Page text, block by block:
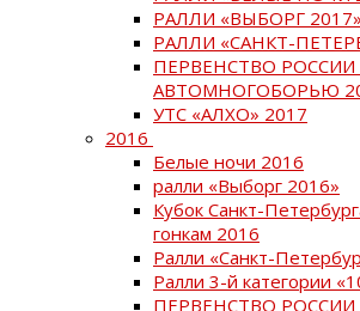
РАЛЛИ «ВЫБОРГ 2017»
РАЛЛИ «САНКТ-
ПЕРВЕНСТВО
АВТОМНОГОБОРЬЮ
УТС «АЛХО» 2017
2016
Белые ночи 2016
ралли «Выборг 2016»
Кубок Санкт-
гонкам 2016
Ралли «Санкт-
Ралли 3-й категории
ПЕРВЕНСТВО